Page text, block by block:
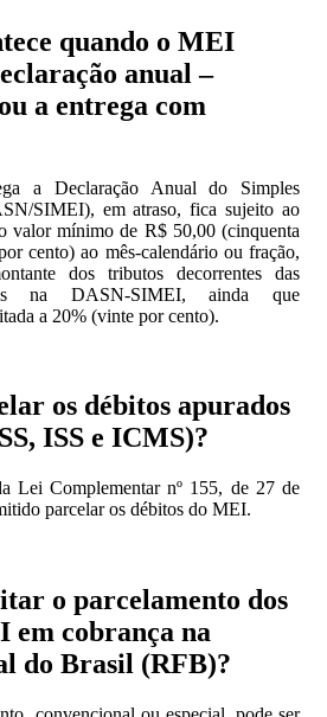
quando o MEI
anual –
a entrega com
a Declaração Anual do Simples
SIMEI), em atraso, fica sujeito ao
valor mínimo de R$ 50,00 (cinquenta
cento) ao mês-calendário ou fração,
dos tributos decorrentes das
na DASN-SIMEI, ainda que
a 20% (vinte por cento).
os débitos apurados
ISS e ICMS)?
Lei Complementar nº 155, de 27 de
parcelar os débitos do MEI.
o parcelamento dos
em cobrança na
do Brasil (RFB)?